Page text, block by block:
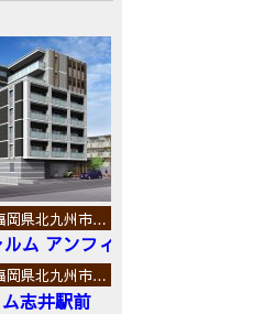
岡県北九州市…
ム アンフィニ
岡県北九州市…
志井駅前